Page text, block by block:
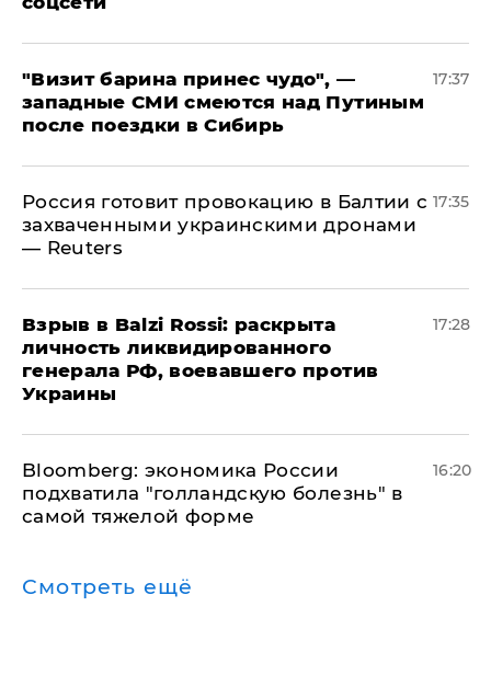
"Визит барина принес чудо", —
западные СМИ смеются над Путиным
после поездки в Сибирь
17:37
​Россия готовит провокацию в Балтии с
захваченными украинскими дронами
— Reuters
17:35
​Взрыв в Balzi Rossi: раскрыта
личность ликвидированного
генерала РФ, воевавшего против
Украины
17:28
Bloomberg: экономика России
подхватила "голландскую болезнь" в
самой тяжелой форме
16:20
Смотреть ещё